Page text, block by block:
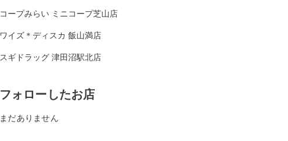
コープみらい ミニコープ芝山店
ワイズ＊ディスカ 飯山満店
スギドラッグ 津田沼駅北店
フォローしたお店
まだありません